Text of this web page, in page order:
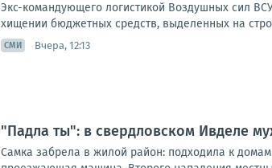
Экс-командующего логистикой Воздушных сил
хищении бюджетных средств, выделенных на
СМИ Вчера, 12:13
"Падла ты": в свердловском Ивделе
Самка забрела в жилой район: подходила к